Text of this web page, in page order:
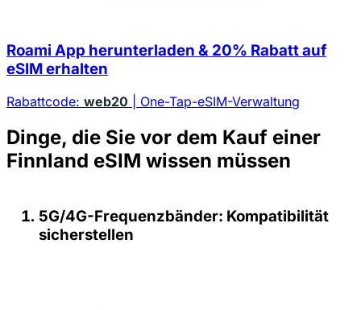
Roami App herunterladen & 20% Rabatt auf
eSIM erhalten
Rabattcode: web20 | One-Tap-eSIM-Verwaltung
Dinge, die Sie vor dem Kauf einer
Finnland eSIM wissen müssen
5G/4G-Frequenzbänder: Kompatibilität
sicherstellen